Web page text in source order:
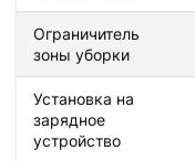
Ограничитель
зоны уборки
Установка на
зарядное
устройство